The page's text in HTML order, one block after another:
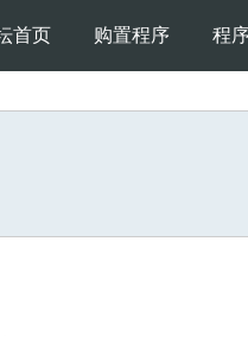
首页 购置程序 程